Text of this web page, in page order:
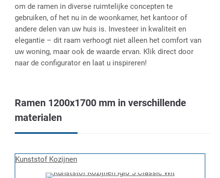
om de ramen in diverse ruimtelijke concepten te
gebruiken, of het nu in de woonkamer, het kantoor of
andere delen van uw huis is. Investeer in kwaliteit en
elegantie – dit raam verhoogt niet alleen het comfort van
uw woning, maar ook de waarde ervan. Klik direct door
naar de configurator en laat u inspireren!
Ramen 1200x1700 mm in verschillende
materialen
Kunststof Kozijnen